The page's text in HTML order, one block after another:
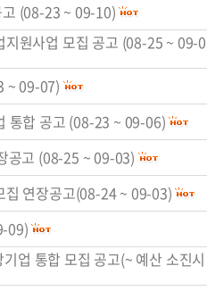
고 (08-23 ~ 09-10)
원사업 모집 공고 (08-25 ~ 09-0
~ 09-07)
통합 공고 (08-23 ~ 09-06)
공고 (08-25 ~ 09-03)
집 연장공고(08-24 ~ 09-03)
09)
업 통합 모집 공고(~ 예산 소진시